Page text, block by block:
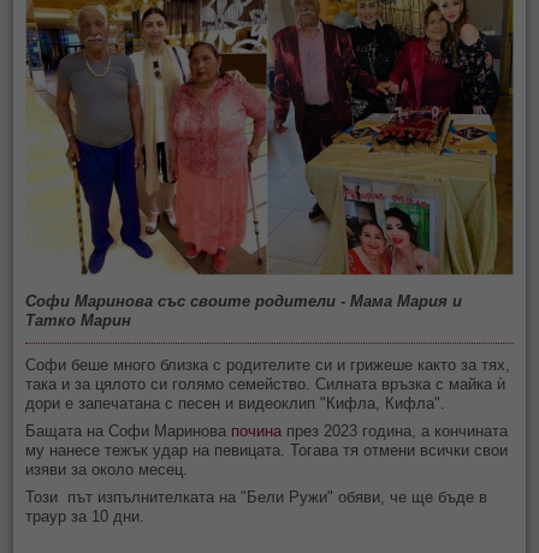
Софи Маринова със своите родители - Мама Мария и
Татко Марин
Софи беше много близка с родителите си и грижеше както за тях,
така и за цялото си голямо семейство. Силната връзка с майка ѝ
дори е запечатана с песен и видеоклип "Кифла, Кифла".
Бащата на Софи Маринова почина през 2023 година, а кончината
му нанесе тежък удар на певицата. Тогава тя отмени всички свои
изяви за около месец.
Този път изпълнителката на "Бели Ружи" обяви, че ще бъде в
траур за 10 дни.